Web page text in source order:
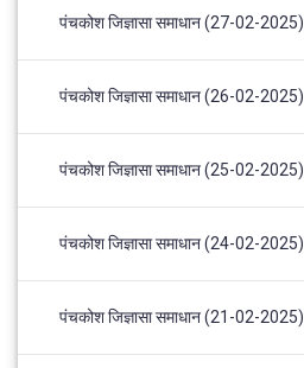
पंचकोश जिज्ञासा समाधान (27-02-2025)
पंचकोश जिज्ञासा समाधान (26-02-2025)
पंचकोश जिज्ञासा समाधान (25-02-2025)
पंचकोश जिज्ञासा समाधान (24-02-2025)
पंचकोश जिज्ञासा समाधान (21-02-2025)